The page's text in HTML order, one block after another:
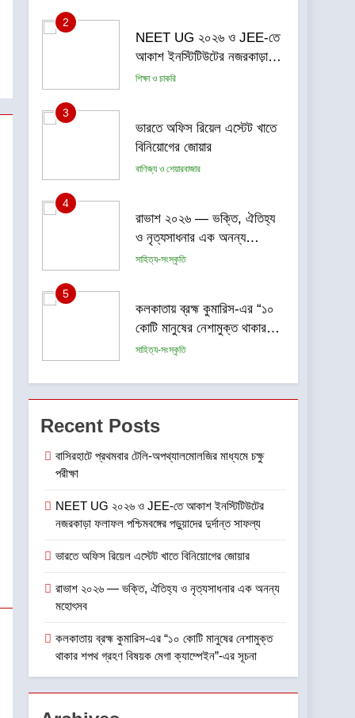
2
NEET UG ২০২৬ ও JEE-তে
আকাশ ইনস্টিটিউটের নজরকাড়া
ফলাফল পশ্চিমবঙ্গের পড়ুয়াদের
শিক্ষা ও চাকরি
3
ভারতে অফিস রিয়েল এস্টেট খাতে
বিনিয়োগের জোয়ার
বাণিজ্য ও শেয়ারবাজার
4
রাভাশ ২০২৬ — ভক্তি, ঐতিহ্য
ও নৃত্যসাধনার এক অনন্য
মহোৎসব
সাহিত্য-সংস্কৃতি
5
কলকাতায় ব্রহ্ম কুমারিস-এর “১০
কোটি মানুষের নেশামুক্ত থাকার
শপথ গ্রহণ বিষয়ক মেগা
সাহিত্য-সংস্কৃতি
6
CenturyPly নিয়ে এল ‘Total
Cover’—প্লাইউডের ওপর
ভারতের প্রথম পূর্ণাঙ্গ ওয়ারেন্টি যা
আসবাবপত্র তৈরির সম্পূর্ণ খরচ
7
ফ্ল্যাগশিপ শোরুমের শুভ উদ্বোধন
করল বি. সরকার জহুরী
বাণিজ্য ও শেয়ারবাজার
আন্তর্জাতিক খেতাবজয়ী ক্ষুদে
দাবাড়ুদের সম্বর্ধনা দিলো ডিব্যেন্দু
1
Recent Posts
বাসিরহাটে প্রথমবার টেলি-অপথ্যালমোলজির মাধ্যমে চক্ষু
পরীক্ষা
NEET UG ২০২৬ ও JEE-তে আকাশ ইনস্টিটিউটের
নজরকাড়া ফলাফল পশ্চিমবঙ্গের পড়ুয়াদের দুর্দান্ত সাফল্য
ভারতে অফিস রিয়েল এস্টেট খাতে বিনিয়োগের জোয়ার
রাভাশ ২০২৬ — ভক্তি, ঐতিহ্য ও নৃত্যসাধনার এক অনন্য
মহোৎসব
কলকাতায় ব্রহ্ম কুমারিস-এর “১০ কোটি মানুষের নেশামুক্ত
থাকার শপথ গ্রহণ বিষয়ক মেগা ক্যাম্পেইন”-এর সূচনা